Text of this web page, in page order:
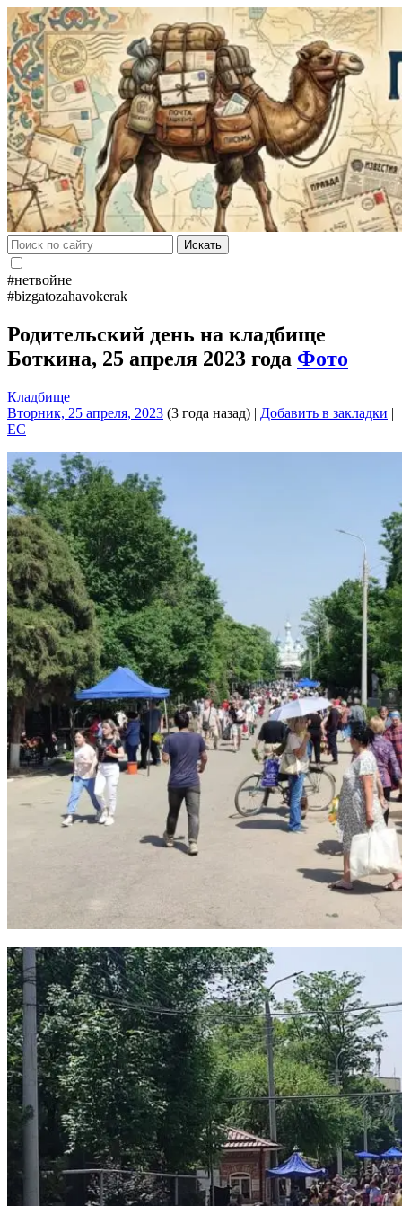
Искать
#нетвойне
#bizgatozahavokerak
Родительский день на кладбище
Боткина, 25 апреля 2023 года Фото
Кладбище
Вторник, 25 апреля, 2023 (3 года назад) | Добавить в закладки |
EC